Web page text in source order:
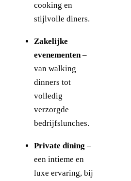
cooking en
stijlvolle diners.
Zakelijke
evenementen–
van walking
dinners tot
volledig
verzorgde
bedrijfslunches.
Private dining –
een intieme en
luxe ervaring, bij